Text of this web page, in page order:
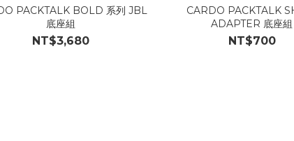
PACKTALK BOLD 系列 JBL
底座組
NT$3,680
CARDO PACKTALK
ADAPTER 底座組
NT$700